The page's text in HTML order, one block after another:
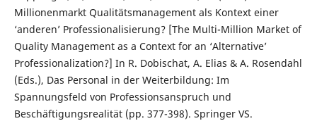
Millionenmarkt Qualitätsmanagement als Kontext einer
‘anderen’ Professionalisierung? [The Multi-Million Market of
Quality Management as a Context for an ‘Alternative’
Professionalization?] In R. Dobischat, A. Elias & A. Rosendahl
(Eds.), Das Personal in der Weiterbildung: Im
Spannungsfeld von Professionsanspruch und
Beschäftigungsrealität (pp. 377-398). Springer VS.